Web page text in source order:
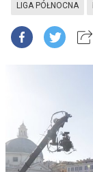
LIGA PÓŁNOCNA